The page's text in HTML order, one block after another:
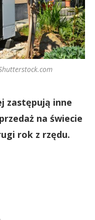
zastępują inne
na świecie
rok z rzędu.